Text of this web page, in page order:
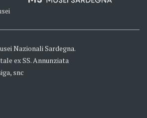
Nazionali Sardegna.
ex SS. Annunziata
snc